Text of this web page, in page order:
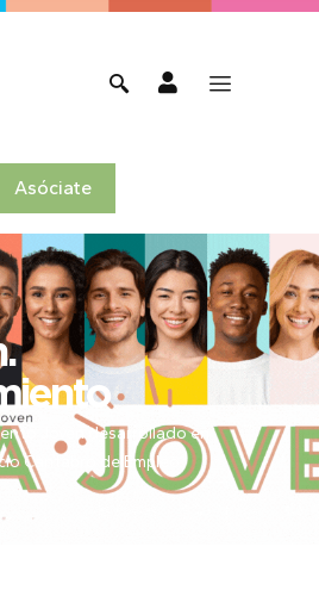
Asóciate
Joven desarrollado en
Cántabro de Empleo